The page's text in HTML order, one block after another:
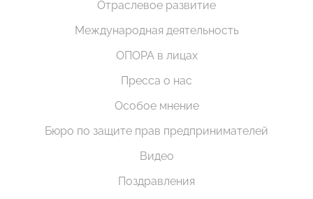
Отраслевое развитие
Международная деятельность
ОПОРА в лицах
Пресса о нас
Особое мнение
Бюро по защите прав предпринимателей
Видео
Поздравления